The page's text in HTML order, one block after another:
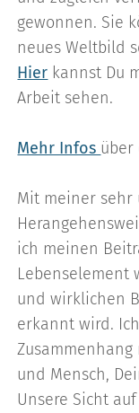
gewonnen. Sie
neues Weltbild
Hier kannst Du
Arbeit sehen.
Mehr Infos über
Mit meiner
ich meinen
Lebenselement
und wirklichen
erkannt wird.
Zusammenhang
und Mensch,
Unsere Sicht